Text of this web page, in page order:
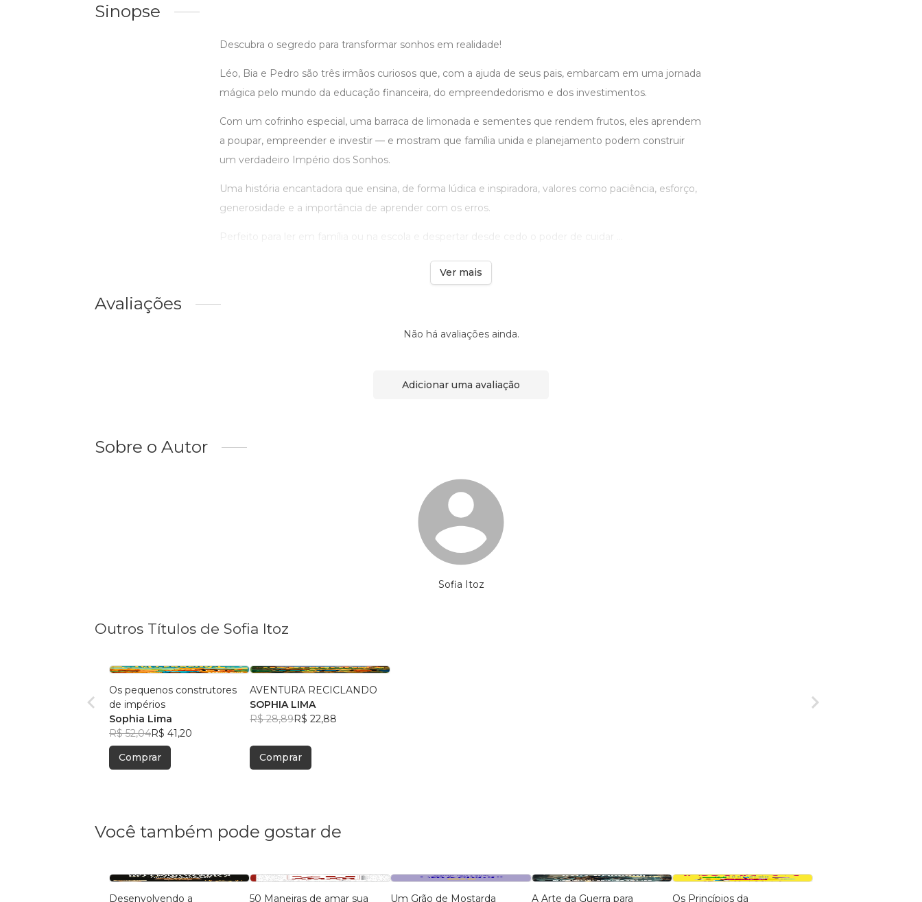
Sinopse
Descubra o segredo para transformar sonhos em realidade!
Léo, Bia e Pedro são três irmãos curiosos que, com a ajuda de seus pais, embarcam em uma jornada
mágica pelo mundo da educação financeira, do empreendedorismo e dos investimentos.
Com um cofrinho especial, uma barraca de limonada e sementes que rendem frutos, eles aprendem
a poupar, empreender e investir — e mostram que família unida e planejamento podem construir
um verdadeiro Império dos Sonhos.
Uma história encantadora que ensina, de forma lúdica e inspiradora, valores como paciência, esforço,
generosidade e a importância de aprender com os erros.
Perfeito para ler em família ou na escola e despertar desde cedo o poder de cuidar ...
Ver mais
Avaliações
Não há avaliações ainda.
Adicionar uma avaliação
Sobre o Autor
Sofia Itoz
Outros Títulos de Sofia Itoz
Os pequenos construtores
de impérios
Sophia Lima
R$ 52,04R$ 41,20
Comprar
AVENTURA RECICLANDO
SOPHIA LIMA
R$ 28,89R$ 22,88
Comprar
Você também pode gostar de
Desenvolvendo a
50 Maneiras de amar sua
Um Grão de Mostarda
A Arte da Guerra para
Os Princípios da